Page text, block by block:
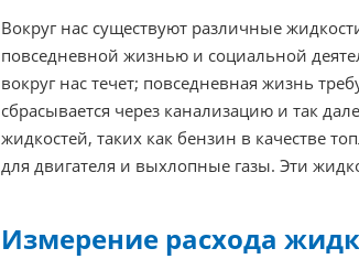
Вокруг нас существуют различные
повседневной жизнью и социальной
вокруг нас течет; повседневная жизнь
сбрасывается через канализацию и так
жидкостей, таких как бензин в качестве
для двигателя и выхлопные газы. Эти
Измерение расхода